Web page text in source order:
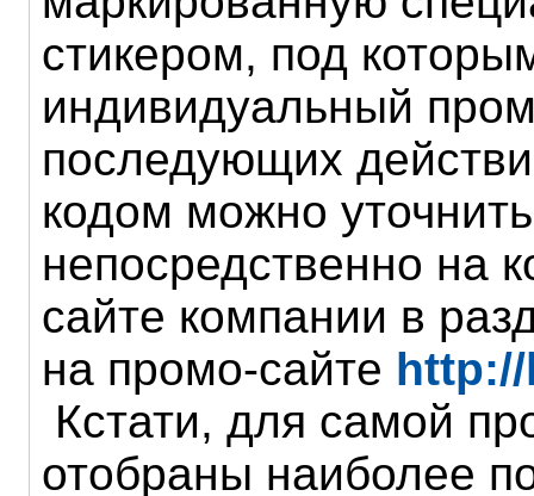
стикером, под
индивидуальный
последующих
кодом можно уточнить
непосредственно на
сайте компании в
на промо-сайте
Кстати, для самой
отобраны наиболее